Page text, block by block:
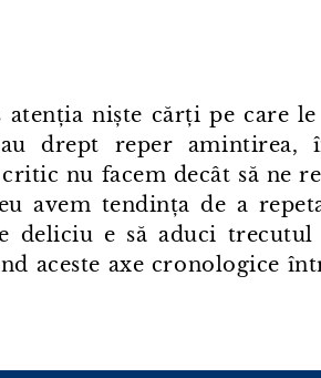
niște cărți pe care
drept reper amintirea,
nu facem decât să ne
avem tendința de a
deliciu e să aduci
aceste axe cronologice